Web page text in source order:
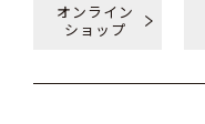
オンライン
ショップ